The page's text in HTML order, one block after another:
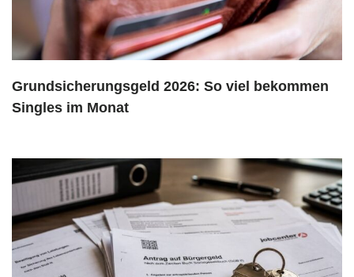
Grundsicherungsgeld 2026: So viel bekommen
Singles im Monat